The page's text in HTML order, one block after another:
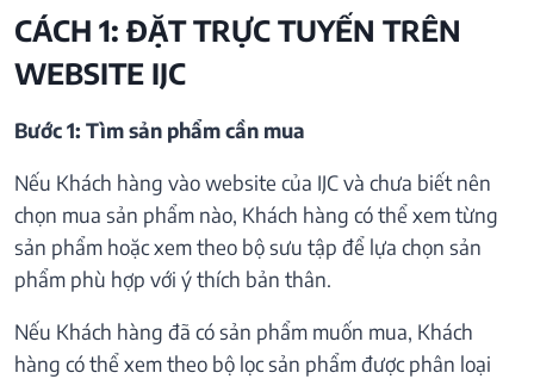
CÁCH 1: ĐẶT TRỰC TUYẾN TRÊN
WEBSITE IJC
Bước 1: Tìm sản phẩm cần mua
Nếu Khách hàng vào website của IJC và chưa biết nên
chọn mua sản phẩm nào, Khách hàng có thể xem từng
sản phẩm hoặc xem theo bộ sưu tập để lựa chọn sản
phẩm phù hợp với ý thích bản thân.
Nếu Khách hàng đã có sản phẩm muốn mua, Khách
hàng có thể xem theo bộ lọc sản phẩm được phân loại